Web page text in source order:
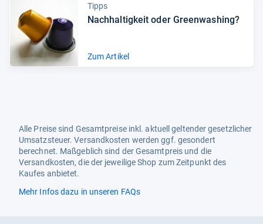
Tipps
Nach­hal­tig­keit oder Green­wa­shing?
Zum Artikel
Alle Preise sind Gesamtpreise inkl. aktuell geltender gesetzlicher
Umsatzsteuer. Versandkosten werden ggf. gesondert
berechnet. Maßgeblich sind der Gesamtpreis und die
Versandkosten, die der jeweilige Shop zum Zeitpunkt des
Kaufes anbietet.
Mehr Infos dazu in unseren FAQs